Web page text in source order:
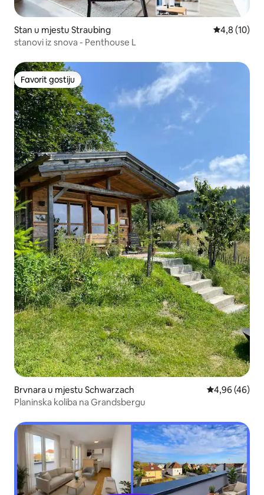
Stan u mjestu Straubing Prosječna
4,8 (10)
stanovi iz snova - Penthouse L
Favorit gostiju
Favorit gostiju
Brvnara u mjestu Schwarzach Prosječna
4,96 (46)
Planinska koliba na Grandsbergu